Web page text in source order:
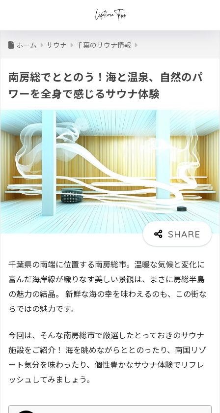
ホーム サウナ 千葉のサウナ情報
南房総でととのう！海と温泉、自然のパ
ワーを全身で感じるサウナ体験
千葉県の南端に位置する南房総市。温暖な気候と変化に
富んだ海岸線が織りなす美しい景観は、まさに房総半島
の魅力の結晶。 新鮮な海の幸を味わえるのも、この街な
らではの魅力です。
今回は、そんな南房総市で厳選したとっておきのサウナ
施設をご紹介！ 海を眺めながらととのったり、南国リゾ
ート気分を味わったり、個性豊かなサウナ体験でリフレ
ッシュしてみましょう。